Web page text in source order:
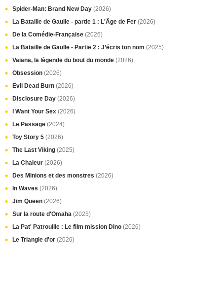
Spider-Man: Brand New Day (2026)
La Bataille de Gaulle - partie 1 : L'Âge de Fer (2026)
De la Comédie-Française (2026)
La Bataille de Gaulle - Partie 2 : J’écris ton nom (2025)
Vaiana, la légende du bout du monde (2026)
Obsession (2026)
Evil Dead Burn (2026)
Disclosure Day (2026)
I Want Your Sex (2026)
Le Passage (2024)
Toy Story 5 (2026)
The Last Viking (2025)
La Chaleur (2026)
Des Minions et des monstres (2026)
In Waves (2026)
Jim Queen (2026)
Sur la route d'Omaha (2025)
La Pat' Patrouille : Le film mission Dino (2026)
Le Triangle d'or (2026)